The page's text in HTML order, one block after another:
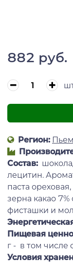
882 руб.
Регион:
Состав:
лецитин.
паста
зерна какао
фисташки и
Пищевая
г - в том числе
Условия